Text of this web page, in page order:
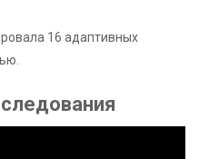
16 адаптивных